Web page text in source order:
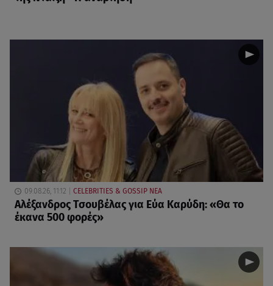
09.08.26, 11:12 CELEBRITIES & GOSSIP ΝΕΑ
Αλέξανδρος Τσουβέλας για Εύα Καρύδη: «Θα το
έκανα 500 φορές»